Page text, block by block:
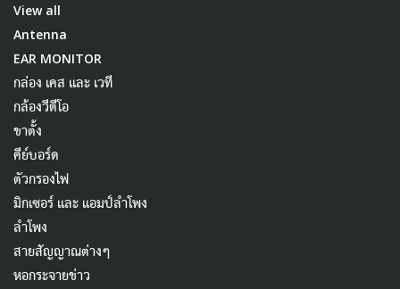
View all
Antenna
EAR MONITOR
กล่อง เคส และ เวที
กล้องวีดีโอ
ขาตั้ง
คีย์บอร์ด
ตัวกรองไฟ
มิกเซอร์ และ แอมป์ลำโพง
ลำโพง
สายสัญญาณต่างๆ
หอกระจายข่าว